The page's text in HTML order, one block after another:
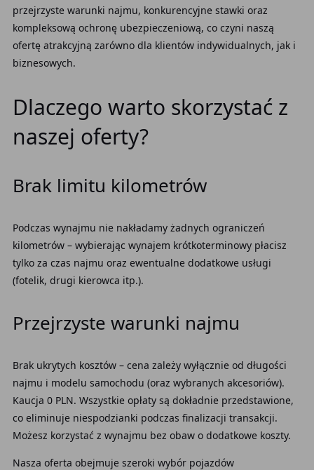
przejrzyste warunki najmu, konkurencyjne stawki oraz
kompleksową ochronę ubezpieczeniową, co czyni naszą
ofertę atrakcyjną zarówno dla klientów indywidualnych, jak i
biznesowych.
Dlaczego warto skorzystać z
naszej oferty?
Brak limitu kilometrów
Podczas wynajmu nie nakładamy żadnych ograniczeń
kilometrów – wybierając wynajem krótkoterminowy płacisz
tylko za czas najmu oraz ewentualne dodatkowe usługi
(fotelik, drugi kierowca itp.).
Przejrzyste warunki najmu
Brak ukrytych kosztów – cena zależy wyłącznie od długości
najmu i modelu samochodu (oraz wybranych akcesoriów).
Kaucja 0 PLN. Wszystkie opłaty są dokładnie przedstawione,
co eliminuje niespodzianki podczas finalizacji transakcji.
Możesz korzystać z wynajmu bez obaw o dodatkowe koszty.
Nasza oferta obejmuje szeroki wybór pojazdów